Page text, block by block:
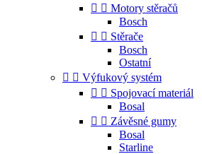
  Motory stěračů
Bosch
  Stěrače
Bosch
Ostatní
  Výfukový systém
  Spojovací materiál
Bosal
  Závěsné gumy
Bosal
Starline